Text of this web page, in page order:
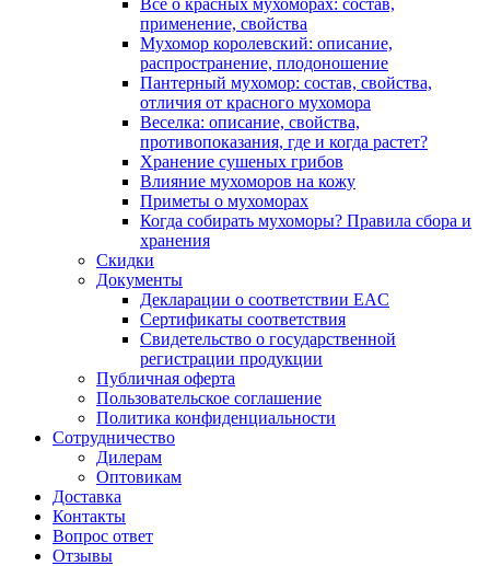
Все о красных мухоморах: состав,
применение, свойства
Мухомор королевский: описание,
распространение, плодоношение
Пантерный мухомор: состав, свойства,
отличия от красного мухомора
Веселка: описание, свойства,
противопоказания, где и когда растет?
Хранение сушеных грибов
Влияние мухоморов на кожу
Приметы о мухоморах
Когда собирать мухоморы? Правила сбора и
хранения
Скидки
Документы
Декларации о соответствии EAC
Сертификаты соответствия
Свидетельство о государственной
регистрации продукции
Публичная оферта
Пользовательское соглашение
Политика конфиденциальности
Сотрудничество
Дилерам
Оптовикам
Доставка
Контакты
Вопрос ответ
Отзывы